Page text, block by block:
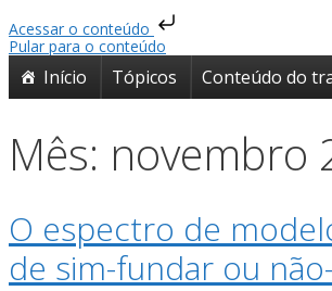
Acessar o conteúdo
Pular para o conteúdo
Início Tópicos Conteúdo do
Mês: novembro
O espectro de
de sim-fundar ou não